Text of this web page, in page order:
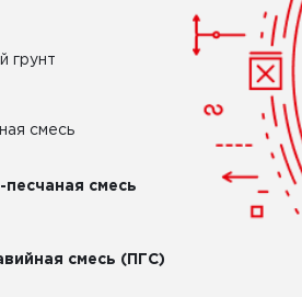
грунт
смесь
смесь
смесь (ПГС)